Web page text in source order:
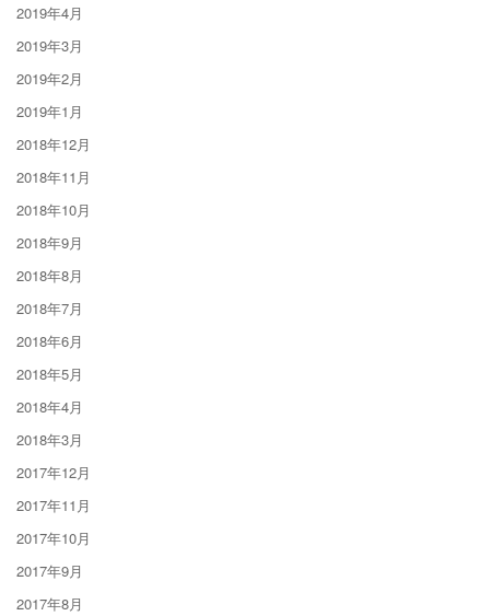
2019年4月
2019年3月
2019年2月
2019年1月
2018年12月
2018年11月
2018年10月
2018年9月
2018年8月
2018年7月
2018年6月
2018年5月
2018年4月
2018年3月
2017年12月
2017年11月
2017年10月
2017年9月
2017年8月